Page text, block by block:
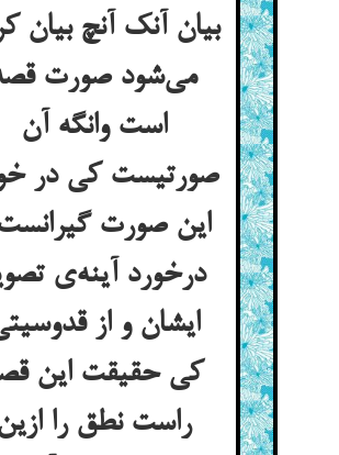
بیان آنک آنچ بیان
می‌شود صورت
است وانگه آن
صورتیست کی در
این صورت
درخورد آینه‌ی
ایشان و از
کی حقیقت این
راست نطق را